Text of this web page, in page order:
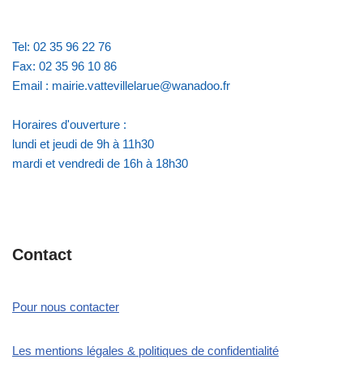
Tel: 02 35 96 22 76
Fax: 02 35 96 10 86
Email : mairie.vattevillelarue@wanadoo.fr
Horaires d'ouverture :
lundi et jeudi de 9h à 11h30
mardi et vendredi de 16h à 18h30
Contact
Pour nous contacter
Les mentions légales & politiques de confidentialité